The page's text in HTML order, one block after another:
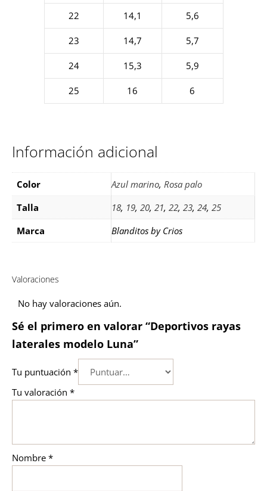
22 14,1 5,6
23 14,7 5,7
24 15,3 5,9
25 16 6
Información adicional
Color Azul marino, Rosa palo
Talla
18, 19, 20, 21, 22, 23, 24, 25
Marca
Blanditos by Crios
Valoraciones
No hay valoraciones aún.
Sé el primero en valorar “Deportivos rayas
laterales modelo Luna”
Tu puntuación *
Tu valoración *
Nombre *